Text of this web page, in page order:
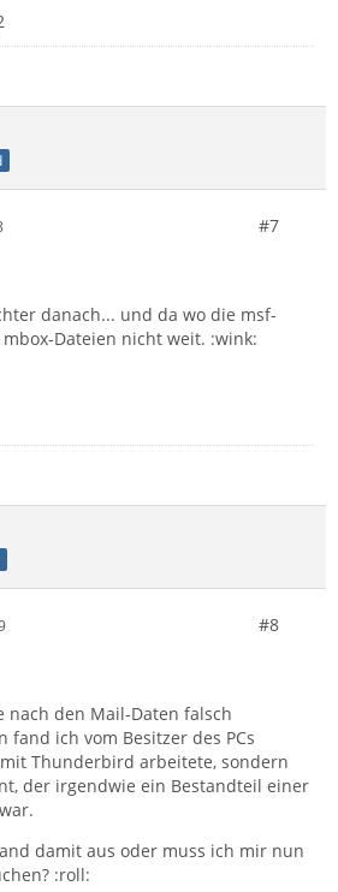
#7
danach... und da wo die msf-
Dateien nicht weit. :wink:
#8
nach den Mail-Daten falsch
fand ich vom Besitzer des PCs
Thunderbird arbeitete, sondern
der irgendwie ein Bestandteil einer
damit aus oder muss ich mir nun
:roll: